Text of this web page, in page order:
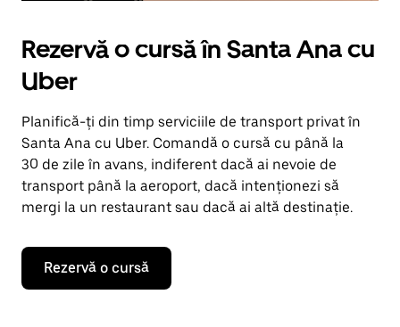
Rezervă o cursă în Santa Ana cu
Uber
Planifică-ți din timp serviciile de transport privat în
Santa Ana cu Uber. Comandă o cursă cu până la
30 de zile în avans, indiferent dacă ai nevoie de
transport până la aeroport, dacă intenționezi să
mergi la un restaurant sau dacă ai altă destinație.
Rezervă o cursă